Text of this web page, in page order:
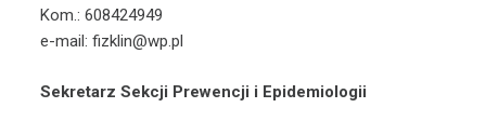
Kom.: 608424949
e-mail: fizklin@wp.pl
Sekretarz Sekcji Prewencji i Epidemiologii